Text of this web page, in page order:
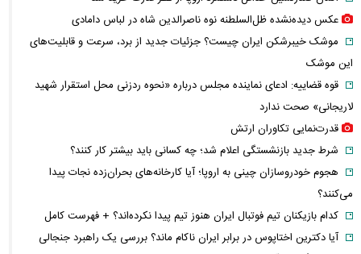
عکس دیده‌نشده ظل‌السلطنه نوه ناصرالدین شاه در لباس دامادی
موشک خیبرشکن ایران چیست؟ جزئیات جدید از برد، سرعت و قابلیت‌های
این موشک
قوه قضاییه: ادعای نماینده مجلس درباره «نحوه ردزنی محل استقرار شهید
لاریجانی» صحت ندارد
قدرت‌نمایی تکاوران ارتش
شرط جدید بازنشستگی اعلام شد؛ چه کسانی باید بیشتر کار کنند؟
هجوم خودروسازان چینی به اروپا؛ آیا کارخانه‌های بحران‌زده نجات پیدا
می‌کنند؟
کدام بازیکنان تیم فوتبال ایران هنوز تیم پیدا نکرده‌اند؟ + فهرست کامل
آیا دکترین اختاپوس در برابر ایران ناکام ماند؟ بررسی یک راهبرد جنجالی